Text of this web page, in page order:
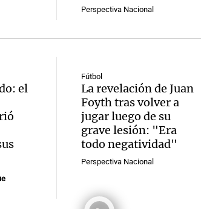
Perspectiva Nacional
el
Fútbol
La revelación de Juan
Foyth tras volver a
jugar luego de su
grave lesión: "Era
todo negatividad"
Perspectiva Nacional